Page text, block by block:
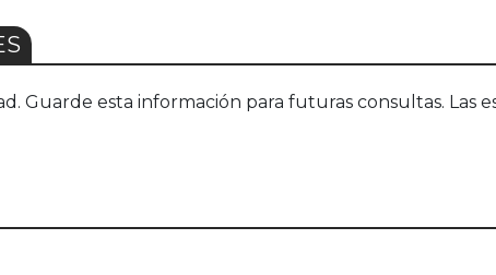
Guarde esta información para futuras consultas. Las